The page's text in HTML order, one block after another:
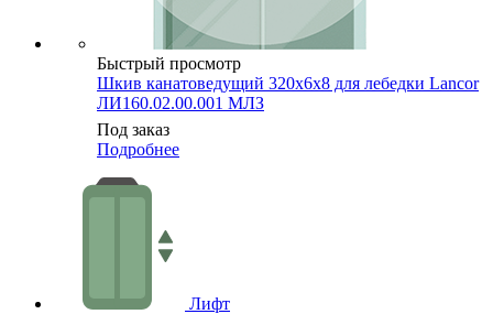
Быстрый просмотр
Шкив канатоведущий 320х6х8 для лебедки Lancor
ЛИ160.02.00.001 МЛЗ
Под заказ
Подробнее
Лифт